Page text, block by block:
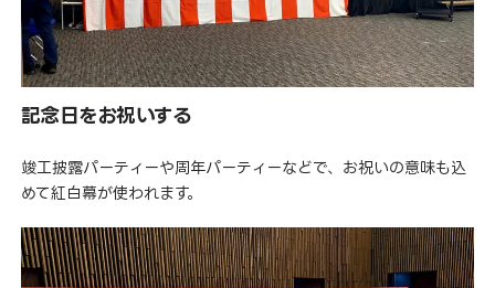
記念日をお祝いする
竣工披露パーティーや周年パーティーなどで、お祝いの意味も込
めて紅白幕が使われます。